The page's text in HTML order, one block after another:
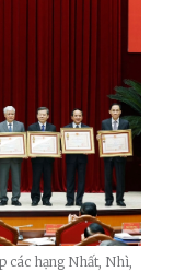
các hạng Nhất, Nhì,